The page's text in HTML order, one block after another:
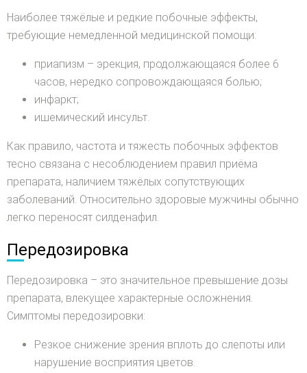
Наиболее тяжёлые и редкие побочные эффекты,
требующие немедленной медицинской помощи:
приапизм – эрекция, продолжающаяся более 6
часов, нередко сопровождающаяся болью;
инфаркт;
ишемический инсульт.
Как правило, частота и тяжесть побочных эффектов
тесно связана с несоблюдением правил приёма
препарата, наличием тяжёлых сопутствующих
заболеваний. Относительно здоровые мужчины обычно
легко переносят силденафил.
Передозировка
Передозировка – это значительное превышение дозы
препарата, влекущее характерные осложнения.
Симптомы передозировки:
Резкое снижение зрения вплоть до слепоты или
нарушение восприятия цветов.